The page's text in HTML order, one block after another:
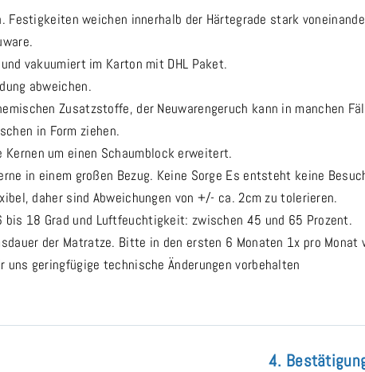
weichen innerhalb der Härtegrade stark
vakuumiert im Karton mit DHL Paket.
abweichen.
Zusatzstoffe, der Neuwarengeruch kann in manchen
in Form ziehen.
Kernen um einen Schaumblock erweitert.
in einem großen Bezug. Keine Sorge Es entsteht keine
daher sind Abweichungen von +/- ca. 2cm zu tolerieren.
bis 18 Grad und Luftfeuchtigkeit: zwischen 45 und 65 Prozent.
der Matratze. Bitte in den ersten 6 Monaten 1x pro Monat
geringfügige technische Änderungen vorbehalten
4.